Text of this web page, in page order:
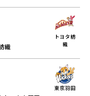
トヨタ紡
織
織
東京羽田